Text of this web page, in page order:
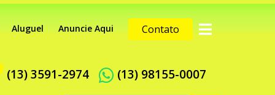
Aluguel Anuncie Aqui Contato
(13) 3591-2974 (13) 98155-0007